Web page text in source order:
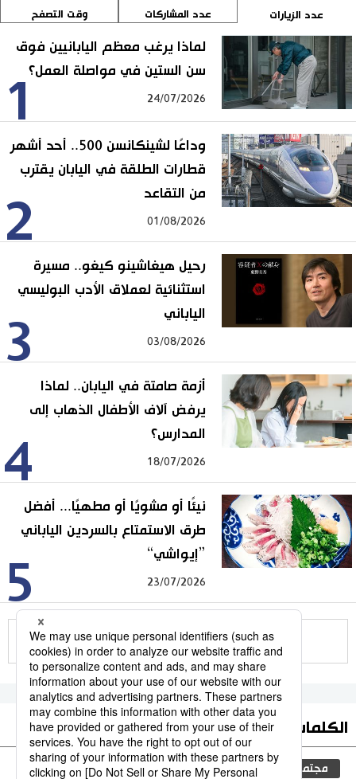
عدد الزيارات عدد المشاركات وقت التصفح
1
لماذا يرغب معظم اليابانيين فوق
سن الستين في مواصلة العمل؟
24/07/2026
2
وداعًا لشينكانسن 500.. أحد أشهر
قطارات الطلقة في اليابان يقترب
من التقاعد
01/08/2026
3
رحيل هيغاشينو كيغو.. مسيرة
استثنائية لعملاق الأدب البوليسي
الياباني
03/08/2026
4
أزمة صامتة في اليابان.. لماذا
يرفض آلاف الأطفال الذهاب إلى
المدارس؟
18/07/2026
5
نيئًا أو مشويًا أو مطهيًا... أفضل
طرق الاستمتاع بالسردين الياباني
”إيواشي“
23/07/2026
للمزيد
الكلمات الأكثر بحثا
مجتمع التعليم الياباني اللغة اليابانية